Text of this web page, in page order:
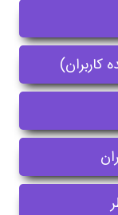
کاربران)